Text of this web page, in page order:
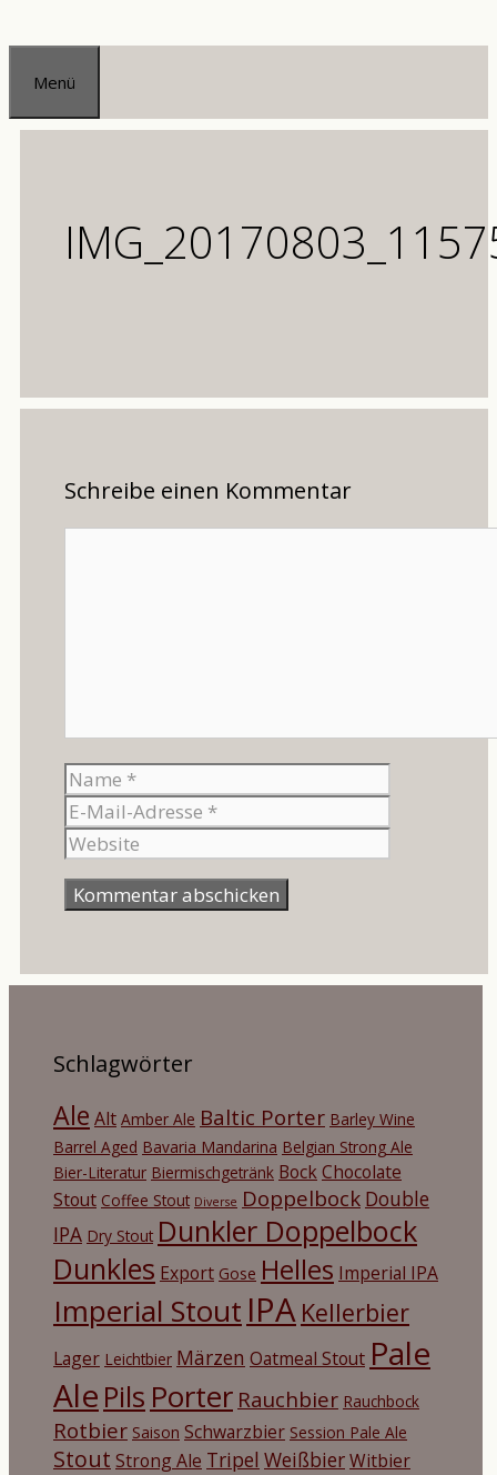
Zum
Inhalt
springen
Menü
Schreibe einen Kommentar
Name
Mail-
Adresse
Schlagwörter
Ale Alt Amber Ale Baltic Porter Barley Wine
Barrel Aged Bavaria Mandarina Belgian Strong Ale
Bier-Literatur Biermischgetränk BockChocolate
Stout Coffee Stout Diverse Doppelbock Double
IPA Dry Stout Dunkler Doppelbock
Dunkles Export Gose Helles Imperial IPA
Imperial Stout IPA Kellerbier
Lager Leichtbier Märzen Oatmeal Stout Pale
Ale Pils Porter Rauchbier Rauchbock
Rotbier Saison Schwarzbier Session Pale Ale
Stout Strong Ale Tripel WeißbierWitbier